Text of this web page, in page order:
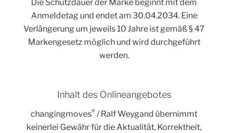
Die Schutzdauer der Marke beginnt mit dem
Anmeldetag und endet am 30.04.2034. Eine
Verlängerung um jeweils 10 Jahre ist gemäß § 47
Markengesetz möglich und wird durchgeführt
werden.
Inhalt des Onlineangebotes
changingmoves® / Ralf Weygand übernimmt
keinerlei Gewähr für die Aktualität, Korrektheit,